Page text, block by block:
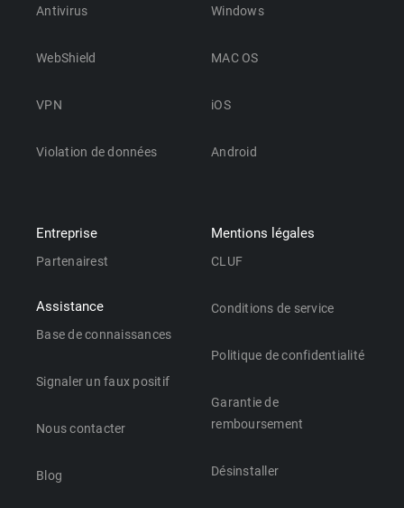
Antivirus
WebShield
VPN
Violation de données
Windows
MAC OS
iOS
Android
Entreprise
Partenairest
Assistance
Base de connaissances
Signaler un faux positif
Nous contacter
Blog
Mentions légales
CLUF
Conditions de service
Politique de confidentialité
Garantie de
remboursement
Désinstaller